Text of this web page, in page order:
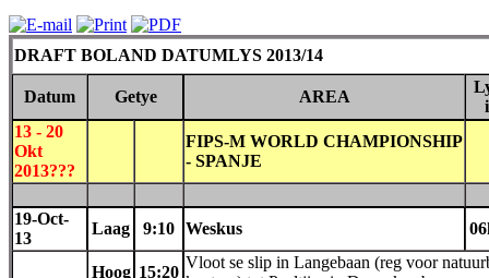
DRAFT BOLAND DATUMLYS 2013/14
Datum Getye AREA
13 - 20
Okt
2013???
FIPS-M WORLD CHAMPIONSHIP
- SPANJE
19-Oct-
13
Laag 9:10 Weskus
Hoog 15:20
Vloot se slip in Langebaan (reg voor